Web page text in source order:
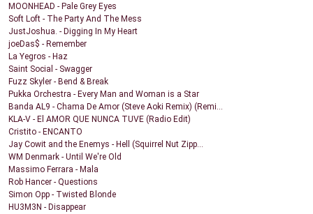
MOONHEAD - Pale Grey Eyes
Soft Loft - The Party And The Mess
JustJoshua. - Digging In My Heart
joeDas$ - Remember
La Yegros - Haz
Saint Social - Swagger
Fuzz Skyler - Bend & Break
Pukka Orchestra - Every Man and Woman is a Star
Banda AL9 - Chama De Amor (Steve Aoki Remix) (Remi...
KLA-V - El AMOR QUE NUNCA TUVE (Radio Edit)
Cristito - ENCANTO
Jay Cowit and the Enemys - Hell (Squirrel Nut Zipp...
WM Denmark - Until We're Old
Massimo Ferrara - Mala
Rob Hancer - Questions
Simon Opp - Twisted Blonde
HU3M3N - Disappear